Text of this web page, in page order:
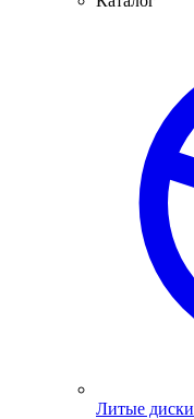
Литые диски